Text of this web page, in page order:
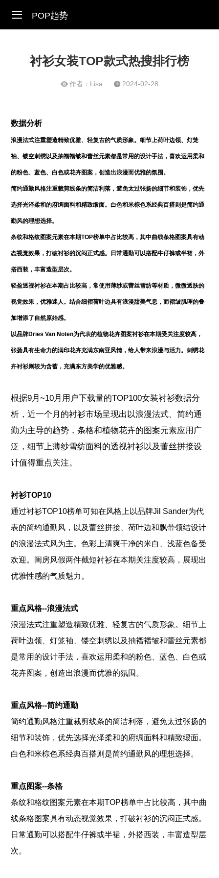
POP趋势
衬衫女装TOP款式热搜排行榜
作者：Lisa 2024-02-28
数据分析
浪漫法式注重塑造精致优雅、轻复古的气质形象。细节上荷叶边领、灯笼
袖、镂空刺绣以及抽褶褶皱和蕾丝元素都是常用的设计手法，喜欢运用柔和
的粉色、蓝色、白色或花卉图案，创造出浪漫而优雅的氛围。
简约通勤风格注重裁剪线条的简洁利落，避免太过张扬的细节和装饰，优先
选择光泽柔和的府绸面料和精致缎面。白色和米棕色系经典百搭则是简约通
勤风的理想选择。
条纹和格纹图案元素在本期TOP榜单中占比较高，其中曲线条格图案具有动
态视觉效果，打破衬衫的沉闷正式感。日常通勤可以搭配牛仔裤或半裙，外
搭西装，丰富造型层次。
轻盈透视衬衫在本期占比较高，常使用薄纱或蕾丝雪纺等材质，微微透肤的
视觉效果，优雅迷人。结合细褶荷叶边具有浪漫甜美气息，而褶皱肌理的叠
加增添了自然原始感。
以品牌Dries Van Noten为代表的植物花卉图案衬衫在本期受关注度较高，
张扬具有生命力的满印花卉充满东南亚风情，给人带来浪漫与活力。刺绣花
卉衬衫则较为含蓄，充满东方美学的优雅感。
根据9月~10月用户下载量的TOP100女装衬衫数据分
析，近一个月的衬衫市场呈现出以浪漫法式、简约通
勤为主导的趋势，条格和植物花卉的图案元素应用广
泛，细节上薄纱雪纺面料的透视衬衫以及蕾丝拼接设
计值得重点关注。
衬衫TOP10
通过衬衫TOP10榜单可知在风格上以品牌Jil Sander为代
表的简约通勤风，以及蕾丝拼接、荷叶边和飘带领结设计
的浪漫法式风为主。色彩上清爽干净的米白、浅蓝色备受
欢迎。闺房风假两件截短衬衫在本期关注度较高，展现出
优雅性感的气质魅力。
重点风格--浪漫法式
浪漫法式注重塑造精致优雅、轻复古的气质形象。细节上
荷叶边领、灯笼袖、镂空刺绣以及抽褶褶皱和蕾丝元素都
是常用的设计手法，喜欢运用柔和的粉色、蓝色、白色或
花卉图案，创造出浪漫而优雅的氛围。
重点风格--简约通勤
简约通勤风格注重裁剪线条的简洁利落，避免太过张扬的
细节和装饰，优先选择光泽柔和的府绸面料和精致缎面。
白色和米棕色系经典百搭则是简约通勤风的理想选择。
重点图案--条格
条纹和格纹图案元素在本期TOP榜单中占比较高，其中曲
线条格图案具有动态视觉效果，打破衬衫的沉闷正式感。
日常通勤可以搭配牛仔裤或半裙，外搭西装，丰富造型层
次。